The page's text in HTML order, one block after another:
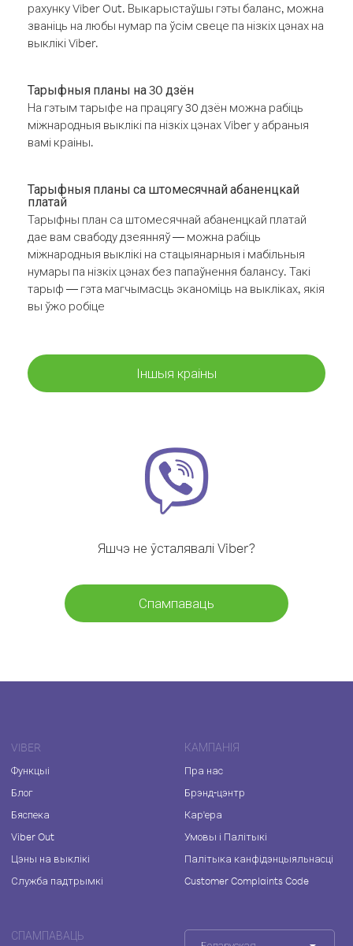
рахунку Viber Out. Выкарыстаўшы гэты баланс, можна
званіць на любы нумар па ўсім свеце па нізкіх цэнах на
выклікі Viber.
Тарыфныя планы на 30 дзён
На гэтым тарыфе на працягу 30 дзён можна рабіць
міжнародныя выклікі па нізкіх цэнах Viber у абраныя
вамі краіны.
Тарыфныя планы са штомесячнай абаненцкай
платай
Тарыфны план са штомесячнай абаненцкай платай
дае вам свабоду дзеянняў — можна рабіць
міжнародныя выклікі на стацыянарныя і мабільныя
нумары па нізкіх цэнах без папаўнення балансу. Такі
тарыф — гэта магчымасць эканоміць на выкліках, якія
вы ўжо робіце
Іншыя краіны
Яшчэ не ўсталявалі Viber?
Спампаваць
VIBER
Функцыі
Блог
Бяспека
Viber Out
Цэны на выклікі
Служба падтрымкі
КАМПАНІЯ
Пра нас
Брэнд-цэнтр
Кар'ера
Умовы і Палітыкі
Палітыка канфідэнцыяльнасці
Customer Complaints Code
СПАМПАВАЦЬ